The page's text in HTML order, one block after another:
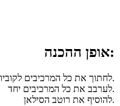
אופן ההכנה:
לחתוך את כל המרכיבים לקוביות בגודל 1 ס"מ.
לערבב את כל המרכיבים יחד.
להוסיף את רוטב הסילאן.